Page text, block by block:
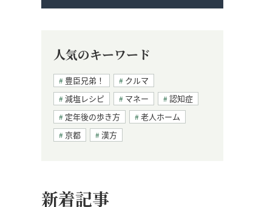
人気のキーワード
豊臣兄弟！
クルマ
減塩レシピ
マネー
認知症
定年後の歩き方
老人ホーム
京都
漢方
新着記事